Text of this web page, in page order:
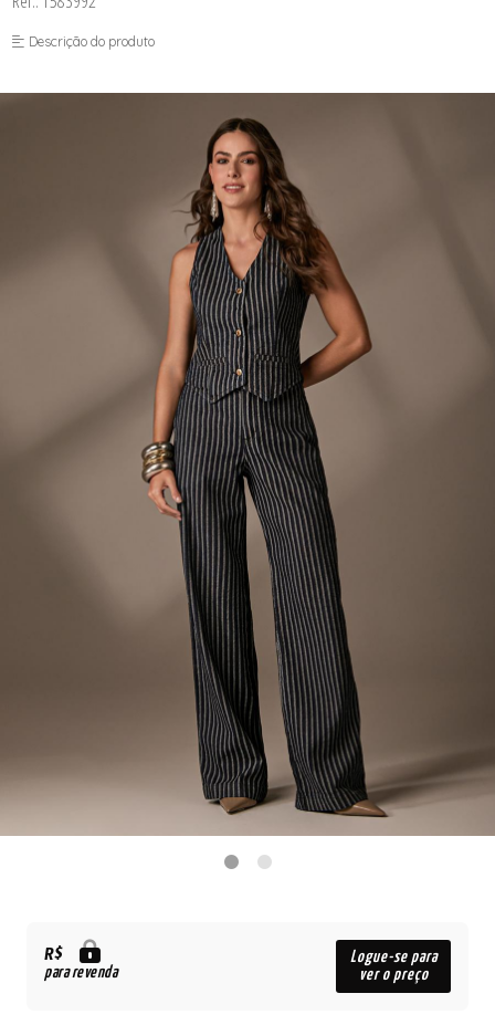
FUSEA-AGOSTO I-
LONGO-AGOSTO I-
MACAC-AGOSTO I-
Descrição do produto
R$
para revenda
Logue-se para
ver o preço